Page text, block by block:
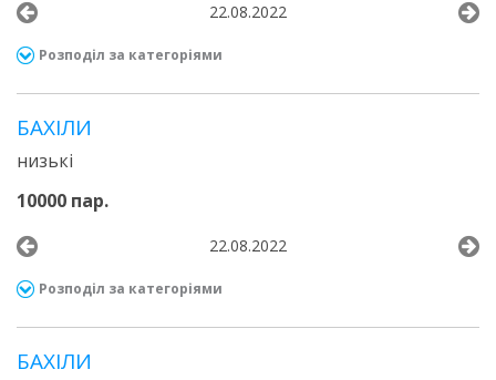
22.08.2022
Розподіл за категоріями
БАХІЛИ
низькі
10000 пар.
22.08.2022
Розподіл за категоріями
БАХІЛИ